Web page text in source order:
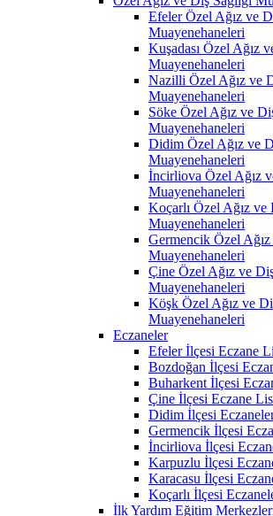
Efeler Özel Ağız ve
Muayenehaneleri
Kuşadası Özel Ağız
Muayenehaneleri
Nazilli Özel Ağız ve
Muayenehaneleri
Söke Özel Ağız ve
Muayenehaneleri
Didim Özel Ağız ve
Muayenehaneleri
İncirliova Özel Ağız
Muayenehaneleri
Koçarlı Özel Ağız ve
Muayenehaneleri
Germencik Özel Ağız
Muayenehaneleri
Çine Özel Ağız ve Diş
Muayenehaneleri
Köşk Özel Ağız ve
Muayenehaneleri
Eczaneler
Efeler İlçesi Eczane
Bozdoğan İlçesi
Buharkent İlçesi
Çine İlçesi Eczane
Didim İlçesi
Germencik İlçesi
İncirliova İlçesi
Karpuzlu İlçesi
Karacasu İlçesi
Koçarlı İlçesi
İlk Yardım Eğitim